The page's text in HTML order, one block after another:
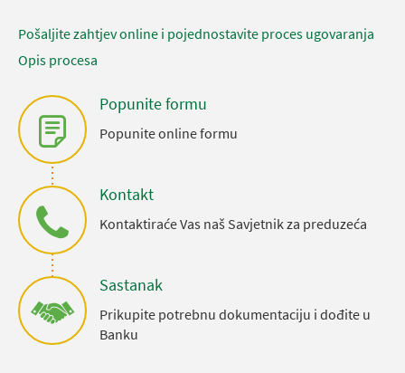
Pošaljite zahtjev online i pojednostavite proces ugovaranja
Opis procesa
Popunite formu
Popunite online formu
Kontakt
Kontaktiraće Vas naš Savjetnik za preduzeća
Sastanak
Prikupite potrebnu dokumentaciju i dođite u
Banku